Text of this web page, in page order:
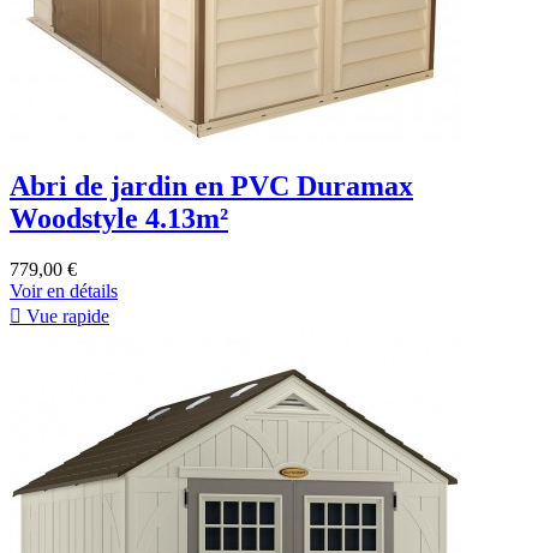
Abri de jardin en PVC Duramax
Woodstyle 4.13m²
779,00 €
Voir en détails
 Vue rapide